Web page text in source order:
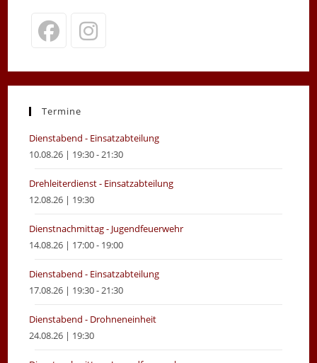
in
new
in
new
Termine
Dienstabend - Einsatzabteilung
10.08.26 | 19:30 - 21:30
Drehleiterdienst - Einsatzabteilung
12.08.26 | 19:30
Dienstnachmittag - Jugendfeuerwehr
14.08.26 | 17:00 - 19:00
Dienstabend - Einsatzabteilung
17.08.26 | 19:30 - 21:30
Dienstabend - Drohneneinheit
24.08.26 | 19:30